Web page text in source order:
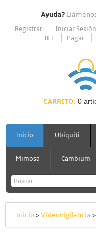
Ayuda?
Registrar Iniciar Sesión
IFT
Pagar
CARRITO: 0
Inicio Ubiquiti
Mimosa Cambium
Inicio>Videovigilancia